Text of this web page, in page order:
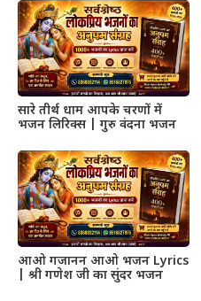
सारे तीर्थ धाम आपके चरणों में
भजन लिरिक्स | गुरु वंदना भजन
आओ गजानन आओ भजन Lyrics
| श्री गणेश जी का सुंदर भजन